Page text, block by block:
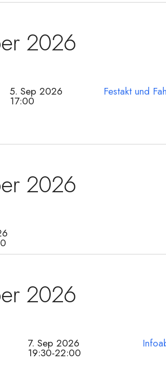
2026
5. Sep 2026
17:00
Festakt und
2026
2026
7. Sep 2026
19:30-22:00